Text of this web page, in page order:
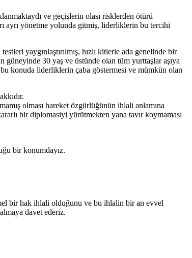
ve geçişlerin olası risklerden ötürü
ayrı yönetme yolunda gitmiş, liderliklerin bu tercihi
yaygınlaştırılmış, hızlı kitlerle ada genelinde bir
güneyinde 30 yaş ve üstünde olan tüm yurttaşlar aşıya
konuda liderliklerin çaba göstermesi ve mümkün olan
olması hareket özgürlüğünün ihlali anlamına
bir diplomasiyi yürütmekten yana tavır koymaması
bir konumdayız.
bir hak ihlali olduğunu ve bu ihlalin bir an evvel
davet ederiz.